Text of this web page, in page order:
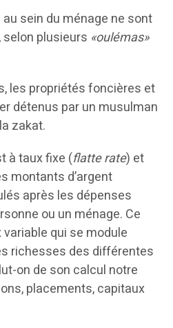
sein du ménage ne sont
plusieurs «oulémas»
les propriétés foncières et
détenus par un musulman
zakat.
à taux fixe (flatte rate) et
montants d’argent
après les dépenses
ou un ménage. Ce
variable qui se module
richesses des différentes
on de son calcul notre
placements, capitaux